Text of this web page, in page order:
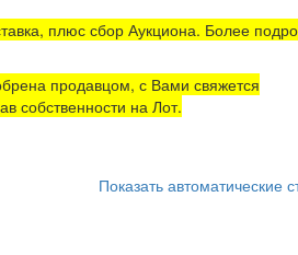
плюс сбор Аукциона. Более
продавцом, с Вами свяжется
собственности на Лот.
Показать автоматические